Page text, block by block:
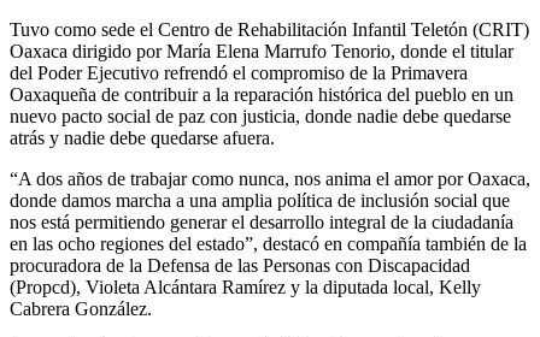
Tuvo como sede el Centro de Rehabilitación Infantil Teletón (CRIT)
Oaxaca dirigido por María Elena Marrufo Tenorio, donde el titular
del Poder Ejecutivo refrendó el compromiso de la Primavera
Oaxaqueña de contribuir a la reparación histórica del pueblo en un
nuevo pacto social de paz con justicia, donde nadie debe quedarse
atrás y nadie debe quedarse afuera.
“A dos años de trabajar como nunca, nos anima el amor por Oaxaca,
donde damos marcha a una amplia política de inclusión social que
nos está permitiendo generar el desarrollo integral de la ciudadanía
en las ocho regiones del estado”, destacó en compañía también de la
procuradora de la Defensa de las Personas con Discapacidad
(Propcd), Violeta Alcántara Ramírez y la diputada local, Kelly
Cabrera González.